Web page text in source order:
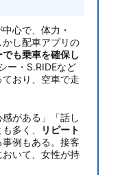
心で、体力・
し配車アプリの
も乗車を確保し
ー・S.RIDEなど
おり、空車で走
がある」「話し
多く、
リピート
事例もある。接客
いて、女性が持